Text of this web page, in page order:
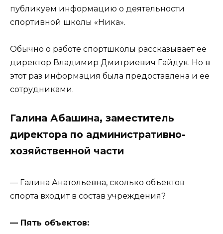
публикуем информацию о деятельности
спортивной школы «Ника».
Обычно о работе спортшколы рассказывает ее
директор Владимир Дмитриевич Гайдук. Но в
этот раз информация была предоставлена и ее
сотрудниками.
Галина Абашина, заместитель
директора по административно-
хозяйственной части
— Галина Анатольевна, сколько объектов
спорта входит в состав учреждения?
— Пять объектов: